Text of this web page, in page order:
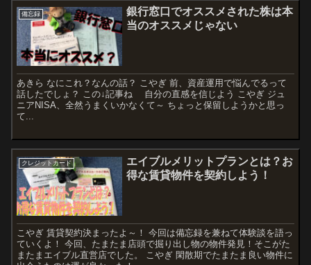
備忘録
銀行窓口でオススメされた株は本
当のオススメじゃない
あきら なにこれ？なんの話？ こやぎ 前、資産運用で悩んでるって
話したでしょ？ この↓記事ね 自分の直感を信じよう こやぎ ジュ
ニアNISA、全然うまくいかなくて～ ちょっと保留しようかと思っ
て...
クレジットカード
エイブルメリットプランとは？お
得な賃貸物件を契約しよう！
こやぎ 賃貸契約決まったよ～！ 今回は備忘録を兼ねて体験談を語っ
ていくよ！ 今回、たまたま店頭で掘り出し物の物件発見！そこがた
またまエイブル直営店でした。 こやぎ 閑散期でたまたま良い物件に